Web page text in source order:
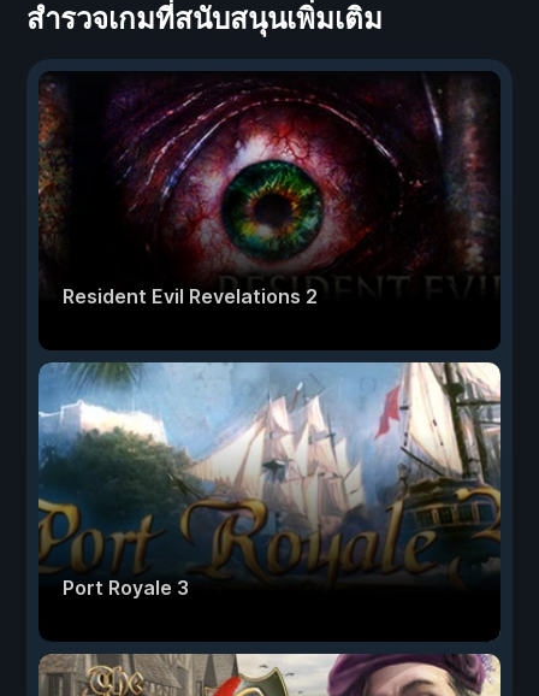
สำรวจเกมที่สนับสนุนเพิ่มเติม
Resident Evil Revelations 2
Port Royale 3